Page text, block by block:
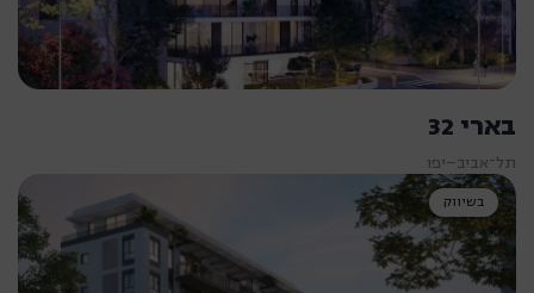
בארי 32
תל־אביב–יפו
בשיווק